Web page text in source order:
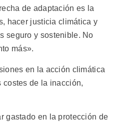
de adaptación es la
hacer justicia climática y
seguro y sostenible. No
más».
en la acción climática
costes de la inacción,
gastado en la protección de